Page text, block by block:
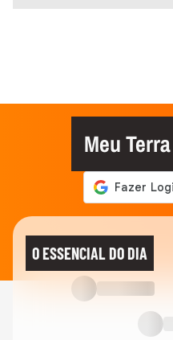
Meu Terra
O ESSENCIAL DO DIA